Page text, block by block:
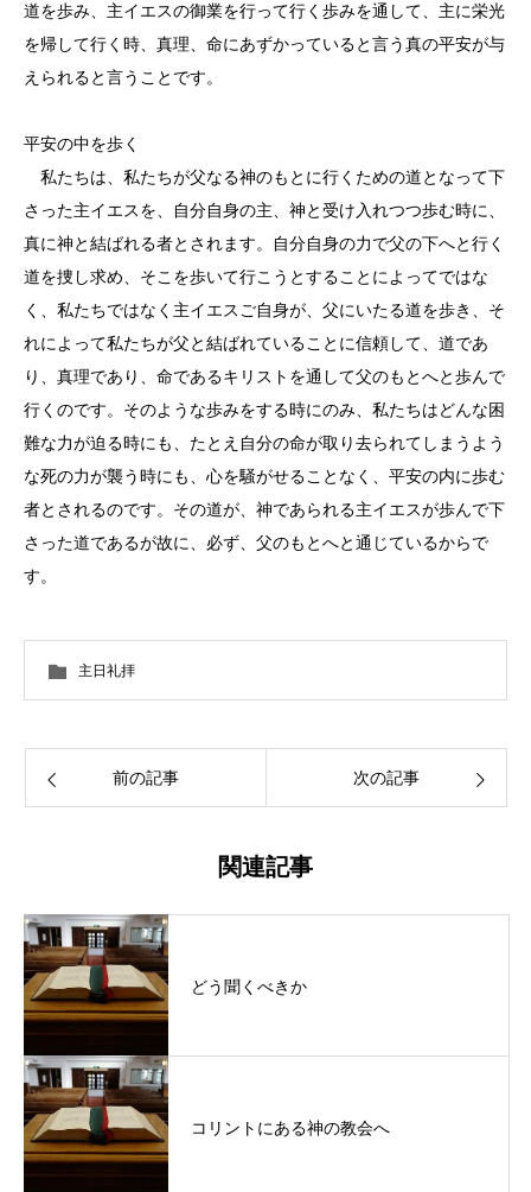
道を歩み、主イエスの御業を行って行く歩みを通して、主に栄光
を帰して行く時、真理、命にあずかっていると言う真の平安が与
えられると言うことです。
平安の中を歩く
私たちは、私たちが父なる神のもとに行くための道となって下
さった主イエスを、自分自身の主、神と受け入れつつ歩む時に、
真に神と結ばれる者とされます。自分自身の力で父の下へと行く
道を捜し求め、そこを歩いて行こうとすることによってではな
く、私たちではなく主イエスご自身が、父にいたる道を歩き、そ
れによって私たちが父と結ばれていることに信頼して、道であ
り、真理であり、命であるキリストを通して父のもとへと歩んで
行くのです。そのような歩みをする時にのみ、私たちはどんな困
難な力が迫る時にも、たとえ自分の命が取り去られてしまうよう
な死の力が襲う時にも、心を騒がせることなく、平安の内に歩む
者とされるのです。その道が、神であられる主イエスが歩んで下
さった道であるが故に、必ず、父のもとへと通じているからで
す。
主日礼拝
前の記事 次の記事
関連記事
どう聞くべきか
コリントにある神の教会へ